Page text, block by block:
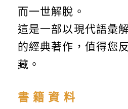
而一世解脫。
這是一部以現代語彙
的經典著作，值得您
藏。
書 籍 資 料